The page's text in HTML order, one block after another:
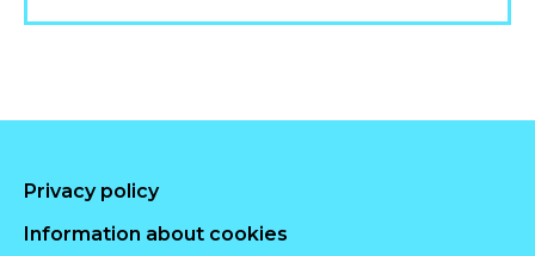
Privacy policy
Information about cookies